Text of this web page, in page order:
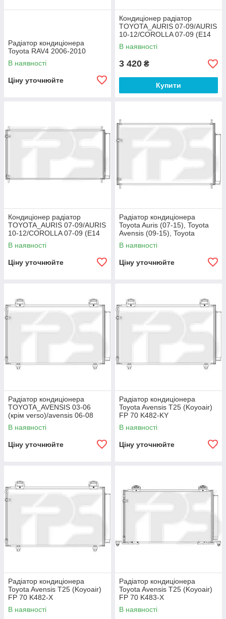
Радіатор кондиціонера
Toyota RAV4 2006-2010
В наявності
Ціну уточнюйте
Кондиціонер радіатор
TOYOTA_AURIS 07-09/AURIS
10-12/COROLLA 07-09 (E14
USA E15 EUR)/COROLLA 10-
13 (E14 USA
В наявності
3 420 ₴
Купити
Кондиціонер радіатор
TOYOTA_AURIS 07-09/AURIS
10-12/COROLLA 07-09 (E14
USA E15 EUR)/COROLLA 10-
13 (E14 USA
В наявності
Ціну уточнюйте
Радіатор кондиціонера
Toyota Auris (07-15), Toyota
Avensis (09-15), Toyota
Corolla (07-18) бенз. (AVA)
В наявності
Ціну уточнюйте
Радіатор кондиціонера
TOYOTA_AVENSIS 03-06
(крім verso)/avensis 06-08
(крім verso)
В наявності
Ціну уточнюйте
Радіатор кондиціонера
Toyota Avensis T25 (Koyoair)
FP 70 K482-KY
В наявності
Ціну уточнюйте
Радіатор кондиціонера
Toyota Avensis T25 (Koyoair)
FP 70 K482-X
В наявності
Радіатор кондиціонера
Toyota Avensis T25 (Koyoair)
FP 70 K483-X
В наявності